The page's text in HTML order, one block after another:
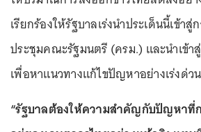
เรียกร้องให้รัฐบาลเร่งนำประเด็นนี้เข้า
ประชุมคณะรัฐมนตรี (ครม.) และนำเข้
เพื่อหาแนวทางแก้ไขปัญหาอย่างเร่งด่วน
“รัฐบาลต้องให้ความสำคัญกับปัญหาที่